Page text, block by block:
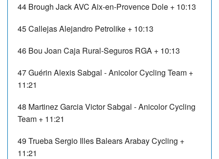
44 Brough JackAVC Aix-en-Provence Dole + 10:13
45Callejas Alejandro Petrolike + 10:13
46 Bou Joan Caja Rural-Seguros RGA + 10:13
47Guérin AlexisSabgal - Anicolor Cycling Team +
11:21
48 Martinez Garcia VictorSabgal - Anicolor Cycling
Team + 11:21
49 Trueba Sergio Illes Balears Arabay Cycling +
11:21